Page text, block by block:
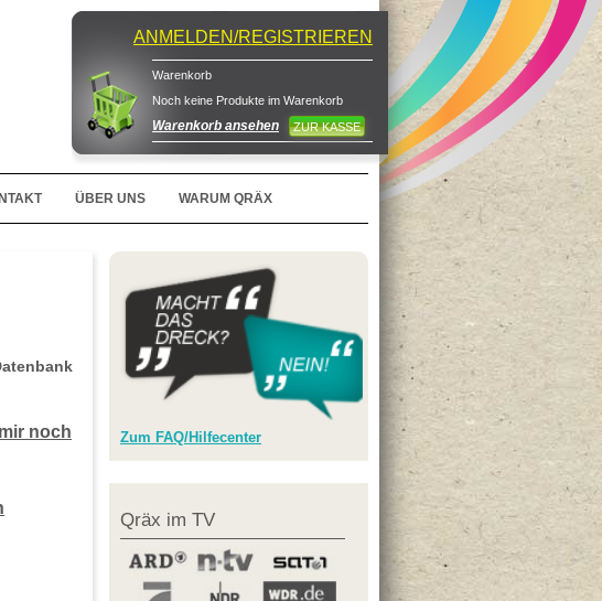
ANMELDEN/REGISTRIEREN
Warenkorb
Noch keine Produkte im Warenkorb
Warenkorb ansehen ZUR KASSE
ÜBER UNS WARUM QRÄX
noch
Zum FAQ/Hilfecenter
Qräx im TV